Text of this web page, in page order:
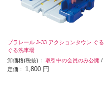
プラレール J-33 アクションタウン ぐる
ぐる洗車場
卸価格(税抜)： 取引中の会員のみ公開 /
定価： 1,800 円